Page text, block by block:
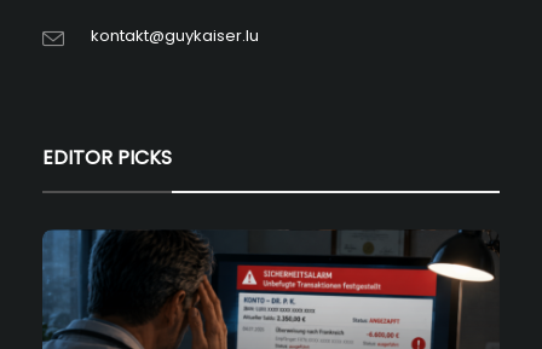
kontakt@guykaiser.lu
EDITOR PICKS